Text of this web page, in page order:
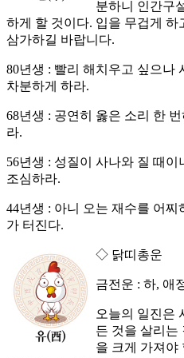
분하니 인간구
하게 할 것이다. 입을 무겁게 하
삼가하길 바랍니다.
80년생 : 빨리 해치우고 싶으나
차분하게 하라.
68년생 : 공연히 옳은 소리 한
라.
56년생 : 성질이 사나와 질 때
조심하라.
44년생 : 아니 오는 재수를 어찌
가 터진다.
◇ 닭띠총운
금전운 : 하, 애
오늘의 일진은
든 것을 살리는
을 크게 가져야